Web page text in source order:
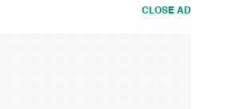
CLOSE AD